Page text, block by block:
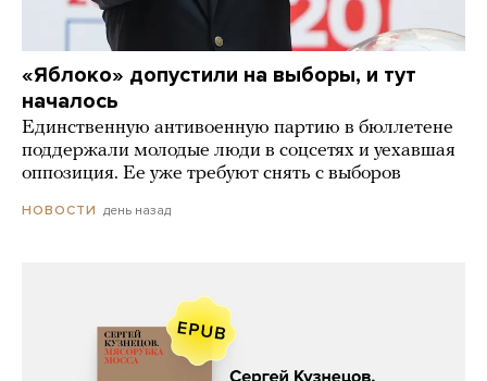
«Яблоко» допустили на выборы, и тут
началось
Единственную антивоенную партию в бюллетене
поддержали молодые люди в соцсетях и уехавшая
оппозиция. Ее уже требуют снять с выборов
НОВОСТИ день назад